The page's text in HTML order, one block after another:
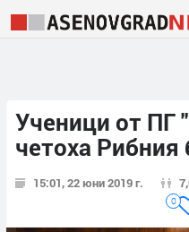
Ученици от ПГ
четоха Рибния
15:01, 22 юни 2019 г.
0